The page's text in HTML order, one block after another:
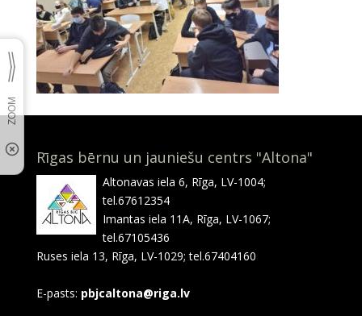
Rīgas bērnu un jauniešu centrs "Altona"
Altonavas iela 6, Rīga, LV-1004;
tel.67612354
Imantas iela 11A, Rīga, LV-1067;
tel.67105436
Ruses iela 13, Rīga, LV-1029; tel.67404160
E-pasts: pbjcaltona@riga.lv